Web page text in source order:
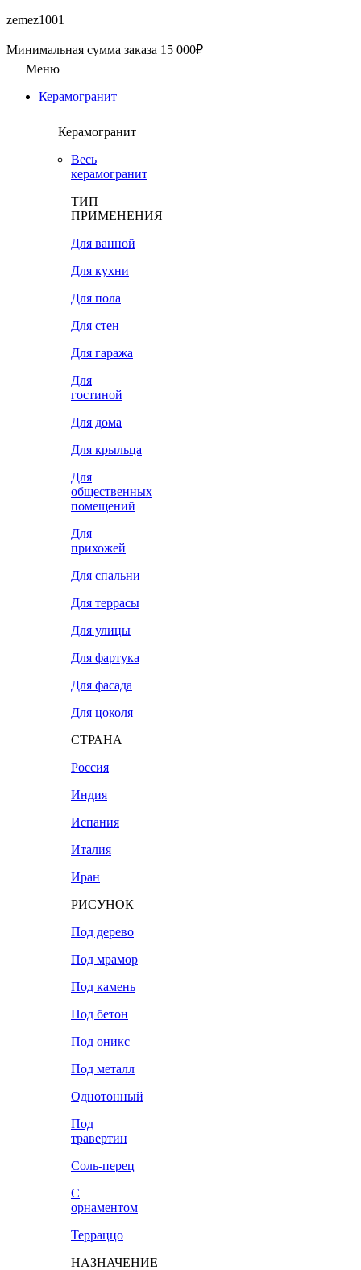
zemez1001
Минимальная сумма заказа 15 000₽
Меню
Керамогранит
Керамогранит
Весь
керамогранит
ТИП
ПРИМЕНЕНИЯ
Для ванной
Для кухни
Для пола
Для стен
Для гаража
Для
гостиной
Для дома
Для крыльца
Для
общественных
помещений
Для
прихожей
Для спальни
Для террасы
Для улицы
Для фартука
Для фасада
Для цоколя
СТРАНА
Россия
Индия
Испания
Италия
Иран
РИСУНОК
Под дерево
Под мрамор
Под камень
Под бетон
Под оникс
Под металл
Однотонный
Под
травертин
Соль-перец
С
орнаментом
Терраццо
НАЗНАЧЕНИЕ